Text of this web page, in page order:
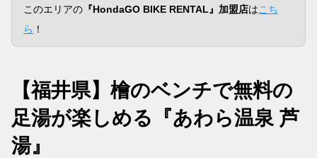
このエリアの 『HondaGO BIKE RENTAL』加盟店はこち
ら ！
【福井県】檜のベンチで無料の
足湯が楽しめる『あわら温泉 芦
湯』